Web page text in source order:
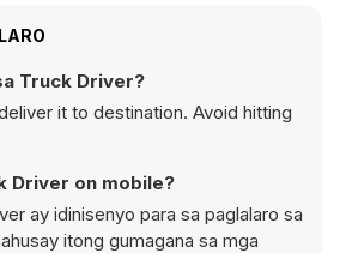
Truck Driver?
it to destination. Avoid hitting
Driver on mobile?
ay idinisenyo para sa paglalaro sa
itong gumagana sa mga